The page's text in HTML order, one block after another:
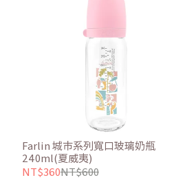
Farlin 城市系列寬口玻璃奶瓶
240ml(夏威夷)
NT$360NT$600